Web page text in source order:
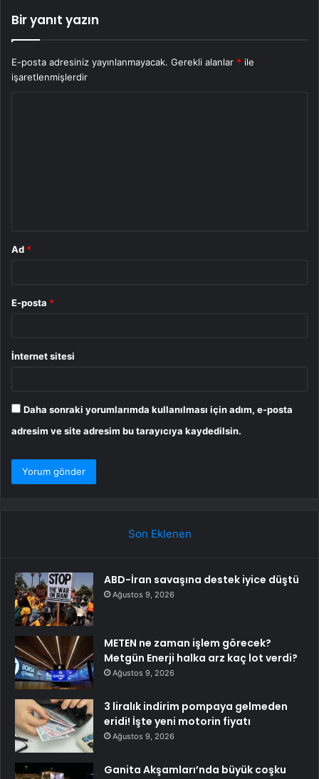
Bir yanıt yazın
E-posta adresiniz yayınlanmayacak. Gerekli alanlar * ile
işaretlenmişlerdir
Ad *
E-posta *
İnternet sitesi
Daha sonraki yorumlarımda kullanılması için adım, e-posta
adresim ve site adresim bu tarayıcıya kaydedilsin.
Son Eklenen
ABD-İran savaşına destek iyice düştü
Ağustos 9, 2026
METEN ne zaman işlem görecek?
Metgün Enerji halka arz kaç lot verdi?
Ağustos 9, 2026
3 liralık indirim pompaya gelmeden
eridi! İşte yeni motorin fiyatı
Ağustos 9, 2026
Ganita Akşamları’nda büyük coşku